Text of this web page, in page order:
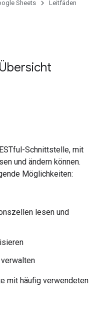
Sheets Leitfäden
Schnittstelle, mit
und ändern können.
Möglichkeiten:
lesen und
mit häufig verwendeten